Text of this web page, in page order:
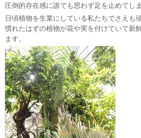
圧倒的存在感に誰でも思わず足を止めてしま
日頃植物を生業にしている私たちでさえも
慣れたはずの植物が花や実を付けていて新
ます。